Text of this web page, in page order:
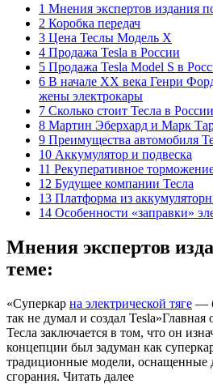
1 Мнения экспертов издания
2 Коробка передач
3 Цена Теслы Модель Х
4 Продажа Tesla в России
5 Продажа Tesla Model S в
6 В начале XX века Генри
жены электрокары
7 Сколько стоит Тесла в
8 Мартин Эберхард и Марк
9 Преимущества автомобиля
10 Аккумулятор и подвеска
11 Рекуперативное
12 Будущее компании Тесла
13 Платформа из
14 Особенности «заправки»
Мнения экспертов
теме:
«Суперкар на электрической тяге —
так не думал и создал Tesla»Главная
Тесла заключается в том, что он
концепции был задуман как
традиционные модели, оснащенные
сгорания. Читать далее